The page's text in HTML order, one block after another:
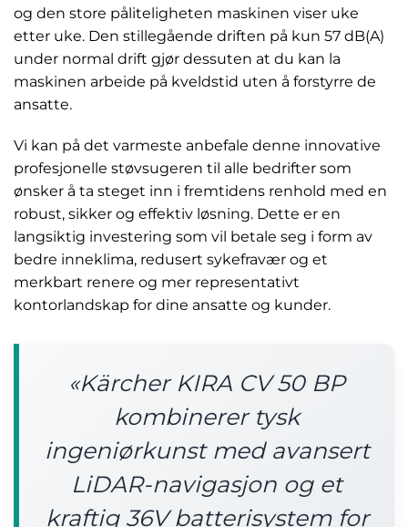
og den store påliteligheten maskinen viser uke
etter uke. Den stillegående driften på kun 57 dB(A)
under normal drift gjør dessuten at du kan la
maskinen arbeide på kveldstid uten å forstyrre de
ansatte.
Vi kan på det varmeste anbefale denne innovative
profesjonelle støvsugeren til alle bedrifter som
ønsker å ta steget inn i fremtidens renhold med en
robust, sikker og effektiv løsning. Dette er en
langsiktig investering som vil betale seg i form av
bedre inneklima, redusert sykefravær og et
merkbart renere og mer representativt
kontorlandskap for dine ansatte og kunder.
«Kärcher KIRA CV 50 BP
kombinerer tysk
ingeniørkunst med avansert
LiDAR-navigasjon og et
kraftig 36V batterisystem for